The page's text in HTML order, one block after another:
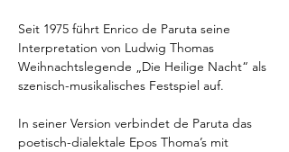
Seit 1975 führt Enrico de Paruta seine
Interpretation von Ludwig Thomas
Weihnachtslegende „Die Heilige Nacht“ als
szenisch-musikalisches Festspiel auf.
In seiner Version verbindet de Paruta das
poetisch-dialektale Epos Thoma’s mit